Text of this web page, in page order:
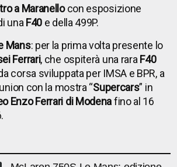
a Maranellocon esposizione
una F40 e della 499P.
Mans: per la prima volta presente lo
Ferrari, che ospiterà una rara F40
corsa sviluppata per IMSA e BPR, a
con la mostra “Supercars” in
Enzo Ferrari di Modenafino al 16